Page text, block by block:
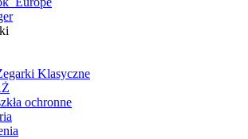
Klasyczne
ochronne